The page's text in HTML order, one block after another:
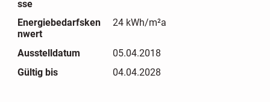
sse
Energiebedarfsken
nwert
24 kWh/m²a
Ausstelldatum
05.04.2018
Gültig bis
04.04.2028